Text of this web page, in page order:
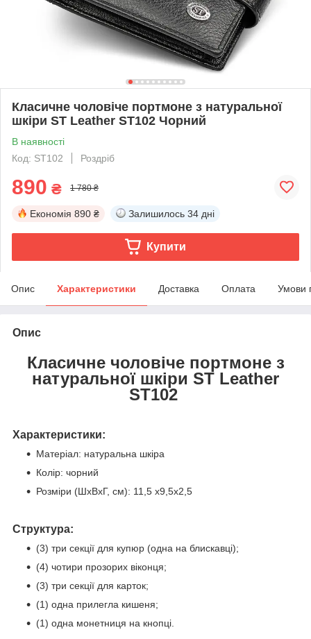
Класичне чоловіче портмоне з натуральної
шкіри ST Leather ST102 Чорний
В наявності
Код: ST102
Роздріб
890 ₴ 1 780 ₴
Економія 890 ₴ Залишилось 34 дні
Купити
Опис Характеристики Доставка Оплата Умови
Опис
Класичне чоловіче портмоне з
натуральної шкіри ST Leather
ST102
Характеристики:
Матеріал: натуральна шкіра
Колір: чорний
Розміри (ШхВхГ, см): 11,5 х9,5х2,5
Структура:
(3) три секції для купюр (одна на блискавці);
(4) чотири прозорих віконця;
(3) три секції для карток;
(1) одна прилегла кишеня;
(1) одна монетниця на кнопці.